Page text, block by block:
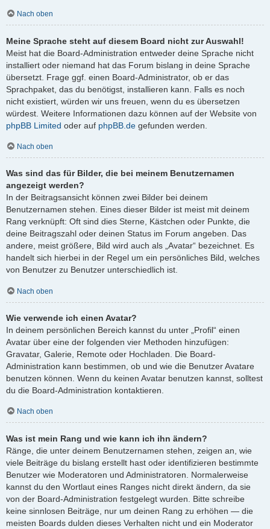
Nach oben
Meine Sprache steht auf diesem Board nicht zur Auswahl!
Meist hat die Board-Administration entweder deine Sprache nicht
installiert oder niemand hat das Forum bislang in deine Sprache
übersetzt. Frage ggf. einen Board-Administrator, ob er das
Sprachpaket, das du benötigst, installieren kann. Falls es noch
nicht existiert, würden wir uns freuen, wenn du es übersetzen
würdest. Weitere Informationen dazu können auf der Website von
phpBB Limited oder auf phpBB.de gefunden werden.
Nach oben
Was sind das für Bilder, die bei meinem Benutzernamen
angezeigt werden?
In der Beitragsansicht können zwei Bilder bei deinem
Benutzernamen stehen. Eines dieser Bilder ist meist mit deinem
Rang verknüpft: Oft sind dies Sterne, Kästchen oder Punkte, die
deine Beitragszahl oder deinen Status im Forum angeben. Das
andere, meist größere, Bild wird auch als „Avatar“ bezeichnet. Es
handelt sich hierbei in der Regel um ein persönliches Bild, welches
von Benutzer zu Benutzer unterschiedlich ist.
Nach oben
Wie verwende ich einen Avatar?
In deinem persönlichen Bereich kannst du unter „Profil“ einen
Avatar über eine der folgenden vier Methoden hinzufügen:
Gravatar, Galerie, Remote oder Hochladen. Die Board-
Administration kann bestimmen, ob und wie die Benutzer Avatare
benutzen können. Wenn du keinen Avatar benutzen kannst, solltest
du die Board-Administration kontaktieren.
Nach oben
Was ist mein Rang und wie kann ich ihn ändern?
Ränge, die unter deinem Benutzernamen stehen, zeigen an, wie
viele Beiträge du bislang erstellt hast oder identifizieren bestimmte
Benutzer wie Moderatoren und Administratoren. Normalerweise
kannst du den Wortlaut eines Ranges nicht direkt ändern, da sie
von der Board-Administration festgelegt wurden. Bitte schreibe
keine sinnlosen Beiträge, nur um deinen Rang zu erhöhen — die
meisten Boards dulden dieses Verhalten nicht und ein Moderator